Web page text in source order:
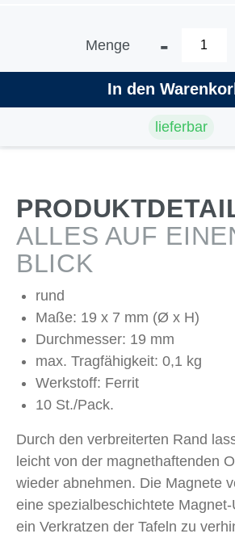
Menge -
In den
lieferbar
ALLES AUF
BLICK
rund
Maße: 19 x 7 mm (Ø x H)
Durchmesser: 19 mm
max. Tragfähigkeit: 0,1 kg
Werkstoff: Ferrit
10 St./Pack.
Durch den verbreiterten Rand
leicht von der magnethaftenden
wieder abnehmen. Die Magnete
eine spezialbeschichtete
ein Verkratzen der Tafeln zu